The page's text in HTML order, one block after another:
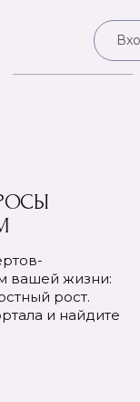
вашей жизни:
рост.
и найдите